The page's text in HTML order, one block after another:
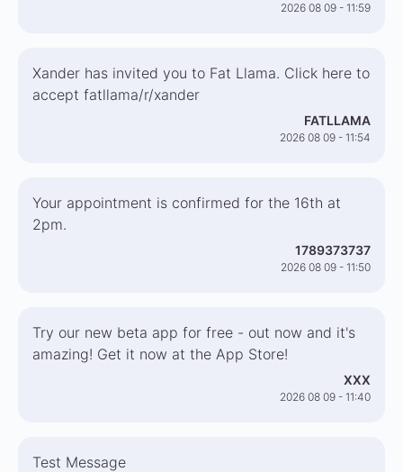
2026 08 09 - 11:59
Xander has invited you to Fat Llama. Click here to
accept fatllama/r/xander
FATLLAMA
2026 08 09 - 11:54
Your appointment is confirmed for the 16th at
2pm.
1789373737
2026 08 09 - 11:50
Try our new beta app for free - out now and it's
amazing! Get it now at the App Store!
XXX
2026 08 09 - 11:40
Test Message